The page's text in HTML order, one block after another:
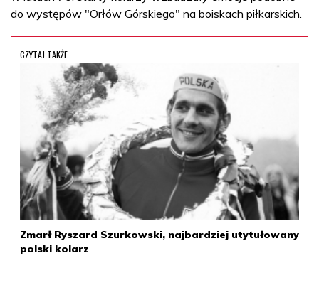
do występów "Orłów Górskiego" na boiskach piłkarskich.
CZYTAJ TAKŻE
Zmarł Ryszard Szurkowski, najbardziej utytułowany
polski kolarz